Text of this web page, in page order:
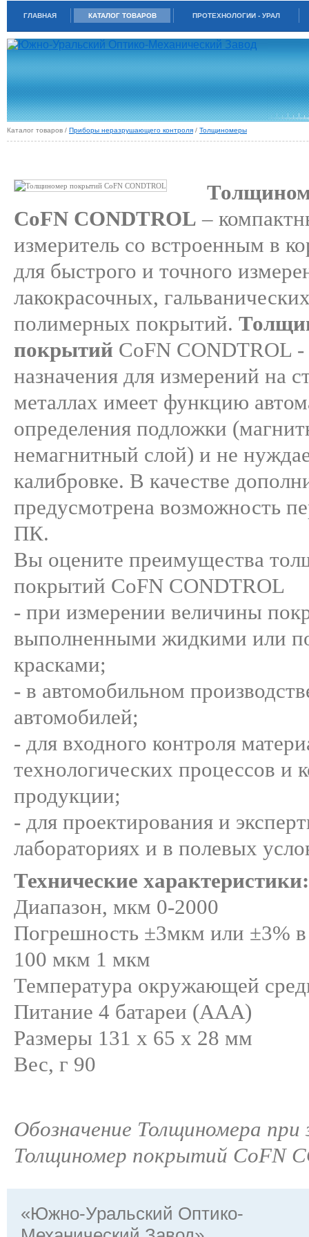
ГЛАВНАЯ КАТАЛОГ ТОВАРОВ ПРОТЕХНОЛОГИИ - УРАЛ
Каталог товаров / Приборы неразрушающего контроля / Толщиномеры
CoFN CONDTROL –
измеритель со встроенным в
для быстрого и точного
лакокрасочных,
полимерных покрытий.
покрытий CoFN CONDTROL
назначения для измерений на
металлах имеет функцию
определения подложки
немагнитный слой) и не
калибровке. В качестве
предусмотрена возможность
ПК.
Вы оцените преимущества
покрытий CoFN CONDTROL
- при измерении величины
выполненными жидкими или
красками;
- в автомобильном
автомобилей;
- для входного контроля
технологических процессов и
продукции;
- для проектирования и
лабораториях и в полевых
Технические характеристики:
Диапазон, мкм 0-2000
Погрешность ±3мкм или ±3% в
100 мкм 1 мкм
Температура окружающей
Питание 4 батареи (AAA)
Размеры 131 х 65 x 28 мм
Вес, г 90
Обозначение Толщиномера при
Толщиномер покрытий CoFN
«Южно-Уральский Оптико-